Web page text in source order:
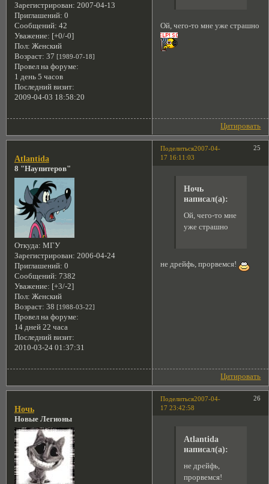
Зарегистрирован: 2007-04-13
Приглашений: 0
Сообщений: 42
Уважение: [+0/-0]
Пол: Женский
Возраст: 37 [1989-07-18]
Провел на форуме:
1 день 5 часов
Последний визит:
2009-04-03 18:58:20
Ой, чего-то мне уже страшно
Цитировать
Поделиться 25
2007-04-
17 16:11:03
Atlantida
8 "Наупитеров"
Откуда: МГУ
Зарегистрирован: 2006-04-24
Приглашений: 0
Сообщений: 7382
Уважение: [+3/-2]
Пол: Женский
Возраст: 38 [1988-03-22]
Провел на форуме:
14 дней 22 часа
Последний визит:
2010-03-24 01:37:31
Ночь
написал(а):
Ой, чего-то мне
уже страшно
не дрейфь, прорвемся!
Цитировать
Поделиться 26
2007-04-
17 23:42:58
Ночь
Новые Легионы
Atlantida
написал(а):
не дрейфь,
прорвемся!